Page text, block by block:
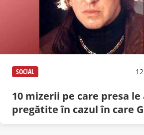
SOCIAL
10 mizerii pe care presa le
pregătite în cazul în care
Cotabiță va pleca dintre